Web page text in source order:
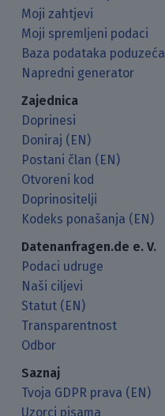
Moji zahtjevi
Moji spremljeni podaci
Baza podataka poduzeća
Napredni generator
Zajednica
Doprinesi
Doniraj (EN)
Postani član (EN)
Otvoreni kod
Doprinositelji
Kodeks ponašanja (EN)
Datenanfragen.de e. V.
Podaci udruge
Naši ciljevi
Statut (EN)
Transparentnost
Odbor
Saznaj
Tvoja GDPR prava (EN)
Uzorci pisama